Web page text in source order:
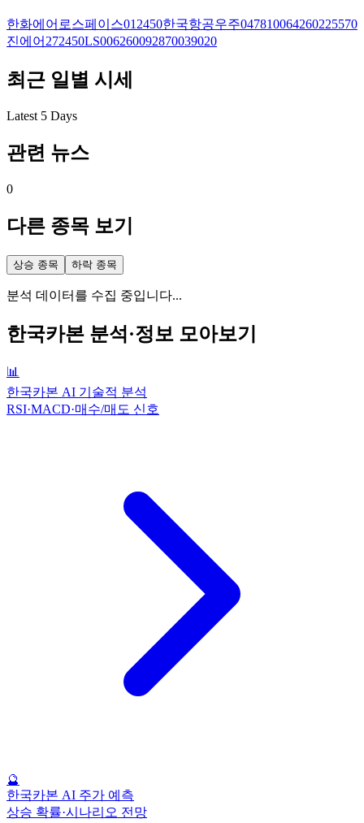
한화에어로스페이스012450한국항공우주047810064260225570
진에어 272450LS006260092870039020
최근 일별 시세
Latest 5 Days
관련 뉴스
0
다른 종목 보기
상승 종목 하락 종목
분석 데이터를 수집 중입니다...
한국카본 분석·정보 모아보기
📊
한국카본 AI 기술적 분석
RSI·MACD·매수/매도 신호
🔮
한국카본 AI 주가 예측
상승 확률·시나리오 전망